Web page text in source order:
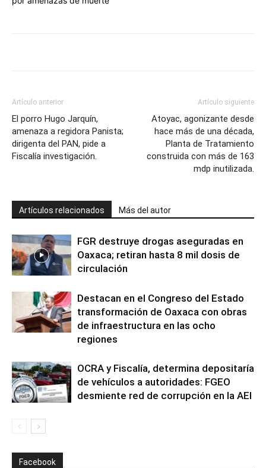
Artículo anterior
El porro Hugo Jarquín,
amenaza a regidora Panista;
dirigenta del PAN, pide a
Fiscalía investigación.
Artículo siguiente
Atoyac, agonizante desde
hace más de una década,
Planta de Tratamiento
construida con más de 163
mdp inutilizada.
Artículos relacionados Más del autor
FGR destruye drogas aseguradas en
Oaxaca; retiran hasta 8 mil dosis de
circulación
Destacan en el Congreso del Estado
transformación de Oaxaca con obras
de infraestructura en las ocho
regiones
OCRA y Fiscalía, determina depositaría
de vehículos a autoridades: FGEO
desmiente red de corrupción en la AEI
Facebook